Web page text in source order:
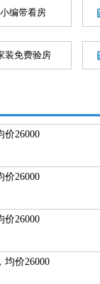
小编带看房
装免费验房
价26000
价26000
价26000
均价26000